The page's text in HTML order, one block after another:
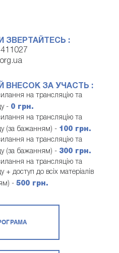
ЗВЕРТАЙТЕСЬ :
ВНЕСОК ЗА УЧАСТЬ :
на трансляцію та
- 0 грн.
на трансляцію та
(за бажанням) - 100 грн.
на трансляцію та
(за бажанням) - 300 грн.
на трансляцію та
+ доступ до всіх матеріалів
- 500 грн.